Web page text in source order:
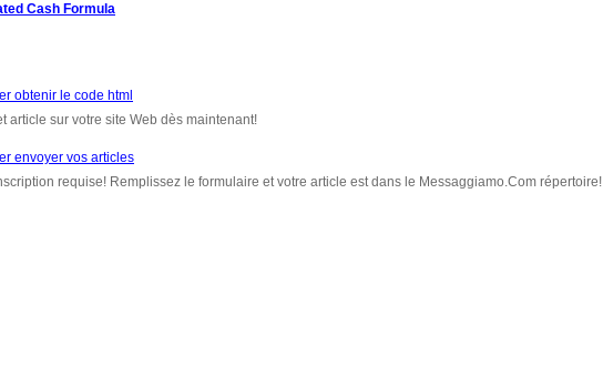
Cash Formula
obtenir le code html
article sur votre site Web dès maintenant!
envoyer vos articles
requise! Remplissez le formulaire et votre article est dans le Messaggiamo.Com répertoire!